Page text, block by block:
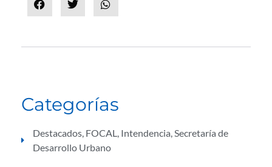
Categorías
Destacados, FOCAL, Intendencia,Secretaría de
Desarrollo Urbano